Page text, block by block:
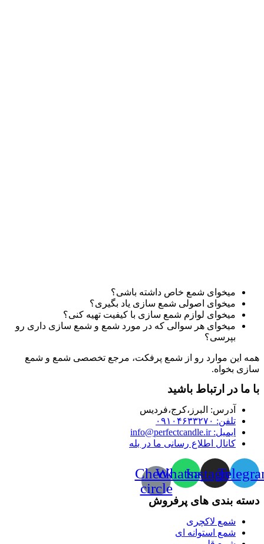
میخوای شمع خاص داشته باشی؟
میخوای اصولی شمع سازی یاد بگیری؟
میخوای لوازم شمع سازی با کیفیت تهیه کنی؟
میخوای هر سوالی که در مورد شمع و شمع سازی داری رو
بپرسی؟
همه این موارد رو از شمع پرفکت، مرجع تخصصی شمع و شمع
سازی بخواه.
با ما در ارتباط باشید
آدرس:‌ البرز،کرج،فردیس
تلفن: ۰۹۱۰۴۶۳۳۲۷۰
ایمیل: info@perfectcandle.ir
کانال اطلاع رسانی ما در بله
Instagram
Whatsapp
Check-
circle
دسته بندی های پرفروش
شمع لاکچری
شمع استوانه ای